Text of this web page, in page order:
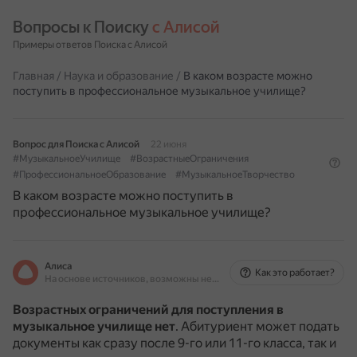
Вопросы к Поиску с Алисой
Примеры ответов Поиска с Алисой
Главная / Наука и образование / В каком возрасте можно
поступить в профессиональное музыкальное училище?
Вопрос для Поиска с Алисой
22 июня
#МузыкальноеУчилище
#ВозрастныеОграничения
#ПрофессиональноеОбразование
#МузыкальноеТворчество
В каком возрасте можно поступить в
профессиональное музыкальное училище?
Алиса
На основе источников, возможны неточности
Как это работает?
Возрастных ограничений для поступления в
музыкальное училище нет. Абитуриент может подать
документы как сразу после 9-го или 11-го класса, так и